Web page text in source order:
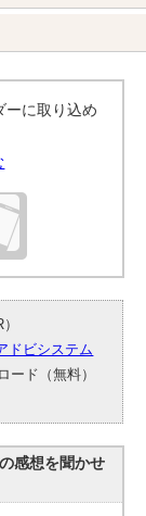
ーに取り込め
ドビシステム
ード（無料）
感想を聞かせ